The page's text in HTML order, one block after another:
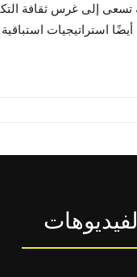
إلى غرس ثقافة
استراتيجيات